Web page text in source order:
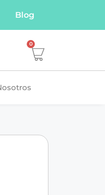
Blog
0